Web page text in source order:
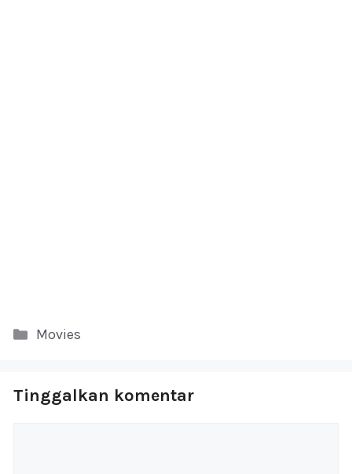
Kategori
Movies
Tinggalkan komentar